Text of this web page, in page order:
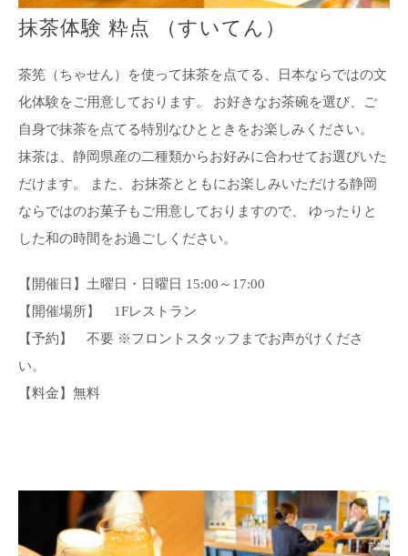
抹茶体験 粋点 （すいてん）
茶筅（ちゃせん）を使って抹茶を点てる、日本ならではの文
化体験をご用意しております。 お好きなお茶碗を選び、ご
自身で抹茶を点てる特別なひとときをお楽しみください。
抹茶は、静岡県産の二種類からお好みに合わせてお選びいた
だけます。 また、お抹茶とともにお楽しみいただける静岡
ならではのお菓子もご用意しておりますので、 ゆったりと
した和の時間をお過ごしください。
【開催日】土曜日・日曜日 15:00～17:00
【開催場所】 1Fレストラン
【予約】 不要 ※フロントスタッフまでお声がけくださ
い。
【料金】無料